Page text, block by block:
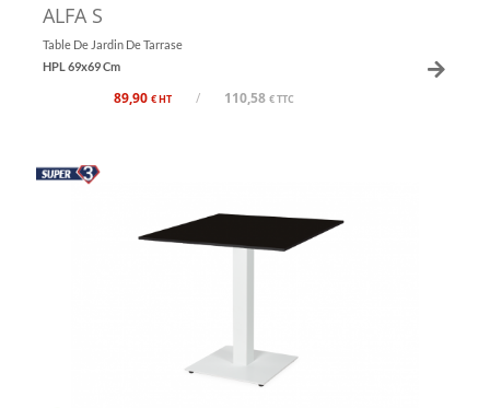
ALFA S
Table De Jardin De Tarrase
HPL 69x69 Cm
89,90 € HT / 110,58 € TTC